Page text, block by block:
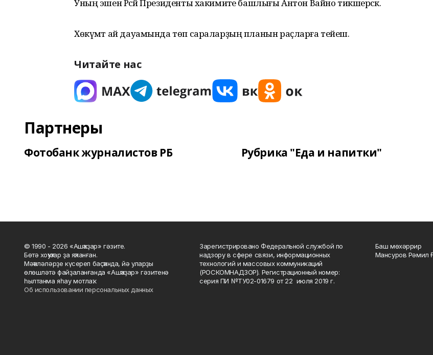
Уның эшен Рәсәй Президенты хакимиәте башлығы Антон Вайно тикшерәсәк.
Хөкүмәт ай дауамында төп сараларҙың планын раҫларға тейеш.
Читайте нас
Партнеры
Фотобанк журналистов РБ Рубрика "Еда и напитки"
© 1990 - 2026 «Ашҡаҙар» гәзите.
Бөтә хоҡуҡтар ҙа яҡланған.
Мәҡәләләрҙе күсереп баҫҡанда, йә уларҙы
өлөшләтә файҙаланғанда «Ашҡаҙар» гәзитенә
һылтанма яһау мотлаҡ.
Об использовании персональных данных
Зарегистрировано Федеральной службой по
надзору в сфере связи, информационных
технологий и массовых коммуникаций
(РОСКОМНАДЗОР). Регистрационный номер:
серия ПИ №ТУ02-01679 от 22 июля 2019 г.
Баш мөхәррир
Мансуров Рәмил